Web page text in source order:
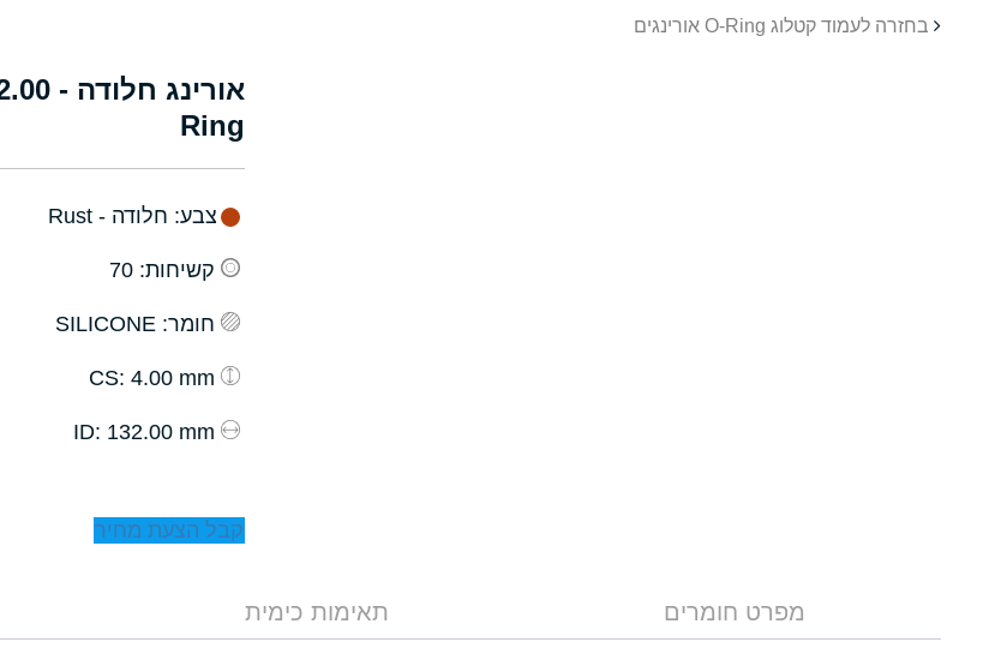
בחזרה לעמוד קטלוג O-Ring אורינגים
Ring
צבע: חלודה - Rust
קשיחות: 70
חומר: SILICONE
: 4.00 mm
: 132.00 mm
קבל הצעת מחיר
מפרט חומרים תאימות כימית